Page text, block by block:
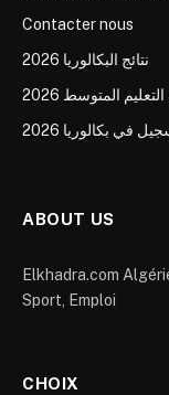
Contacter nous
نتائج البكالوريا 2026
المتوسط 2026
ABOUT US
Elkhadra.com
Sport, Emploi
CHOIX